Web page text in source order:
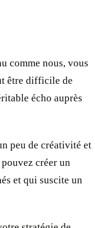
comme nous, vous
être difficile de
écho auprès
peu de créativité et
créer un
et qui suscite un